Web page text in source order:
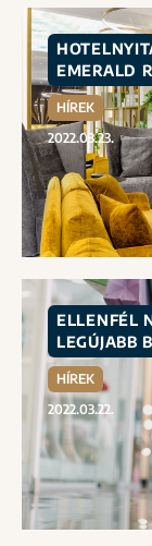
EMERALD
HÍREK
2022.03.23.
ELLENFÉL
LEGÚJABB
HÍREK
2022.03.22.